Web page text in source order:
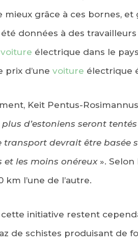
mieux grâce à ces bornes,
été données à des
voiture électrique dans le
prix d’une voiture électrique
Keit Pentus-
d’estoniens seront
devrait être basée
et les moins onéreux». Selon
l’une de l’autre.
initiative restent
de schistes produisant de